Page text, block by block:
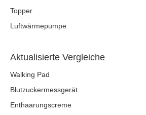
Topper
Luftwärmepumpe
Aktualisierte Vergleiche
Walking Pad
Blutzuckermessgerät
Enthaarungscreme